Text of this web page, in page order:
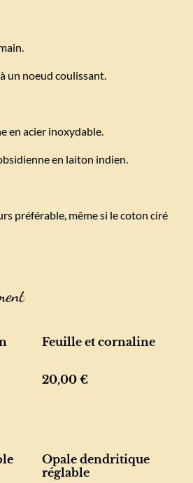
un noeud coulissant.
en acier inoxydable.
en laiton indien.
préférable, même si le coton ciré
Feuille et cornaline
20,00 €
Opale dendritique
réglable